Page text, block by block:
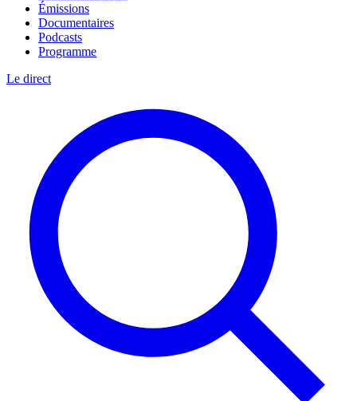
Émissions
Documentaires
Podcasts
Programme
Le direct